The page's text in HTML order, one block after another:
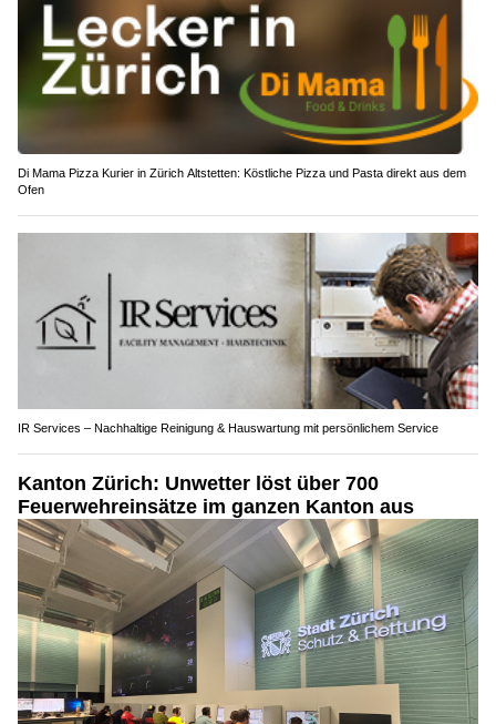
Di Mama Pizza Kurier in Zürich Altstetten: Köstliche Pizza und Pasta direkt aus dem
Ofen
IR Services – Nachhaltige Reinigung & Hauswartung mit persönlichem Service
Kanton Zürich: Unwetter löst über 700
Feuerwehreinsätze im ganzen Kanton aus